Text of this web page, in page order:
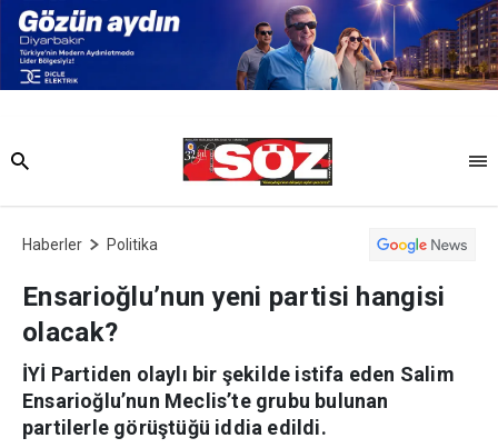
Haberler Politika
Ensarioğlu’nun yeni partisi hangisi
olacak?
İYİ Partiden olaylı bir şekilde istifa eden Salim
Ensarioğlu’nun Meclis’te grubu bulunan
partilerle görüştüğü iddia edildi.